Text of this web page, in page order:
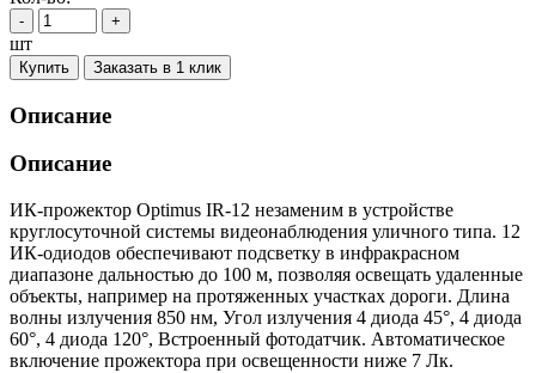
- +
шт
Купить Заказать в 1 клик
Описание
Описание
ИК-прожектор Optimus IR-12 незаменим в устройстве
круглосуточной системы видеонаблюдения уличного типа. 12
ИК-одиодов обеспечивают подсветку в инфракрасном
диапазоне дальностью до 100 м, позволяя освещать удаленные
объекты, например на протяженных участках дороги. Длина
волны излучения 850 нм, Угол излучения 4 диода 45°, 4 диода
60°, 4 диода 120°, Встроенный фотодатчик. Автоматическое
включение прожектора при освещенности ниже 7 Лк.